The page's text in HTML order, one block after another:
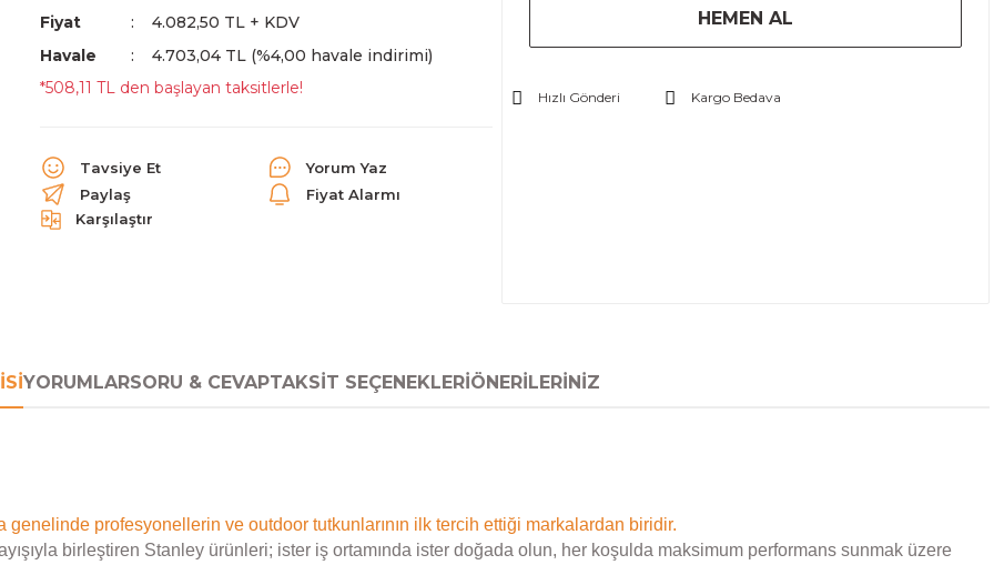
Fiyat
4.082,50 TL + KDV
Havale
4.703,04 TL (%4,00 havale indirimi)
*508,11 TL den başlayan taksitlerle!
Tavsiye Et
Yorum Yaz
Paylaş
Fiyat Alarmı
Karşılaştır
HEMEN AL
Hızlı Gönderi Kargo Bedava
YORUMLARSORU & CEVAPTAKSIT SEÇENEKLERIÖNERILERINIZ
genelinde profesyonellerin ve outdoor tutkunlarının ilk tercih ettiği markalardan biridir.
birleştiren Stanley ürünleri; ister iş ortamında ister doğada olun, her koşulda maksimum performans sunmak üzere